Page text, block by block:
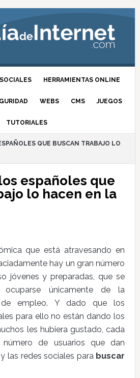
HERRAMIENTAS ONLINE
WEBS CMS JUEGOS
TUTORIALES
QUE BUSCAN TRABAJO LO
españoles que
lo hacen en la
que está atravesando en
hay un gran número
jóvenes y preparadas, que se
únicamente de la
de empleo. Y dado que los
para ello no están dando los
les hubiera gustado, cada
de usuarios que dan
las redes sociales para buscar